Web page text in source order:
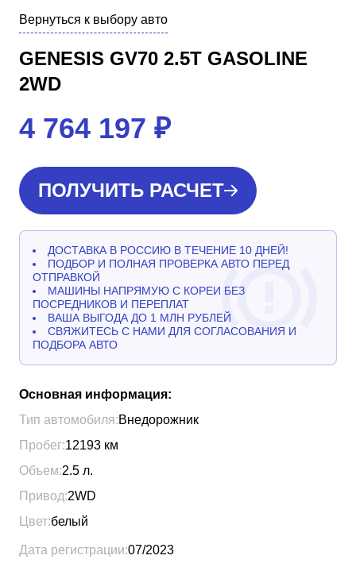
Вернуться к выбору авто
GENESIS GV70 2.5T GASOLINE
2WD
4 764 197 ₽
ПОЛУЧИТЬ РАСЧЕТ
ДОСТАВКА В РОССИЮ В ТЕЧЕНИЕ 10 ДНЕЙ!
ПОДБОР И ПОЛНАЯ ПРОВЕРКА АВТО ПЕРЕД
ОТПРАВКОЙ
МАШИНЫ НАПРЯМУЮ С КОРЕИ БЕЗ
ПОСРЕДНИКОВ И ПЕРЕПЛАТ
ВАША ВЫГОДА ДО 1 МЛН РУБЛЕЙ
СВЯЖИТЕСЬ С НАМИ ДЛЯ СОГЛАСОВАНИЯ И
ПОДБОРА АВТО
Основная информация:
Тип автомобиля:Внедорожник
Пробег:12193 км
Объем:2.5 л.
Привод:2WD
Цвет:белый
Дата регистрации:07/2023